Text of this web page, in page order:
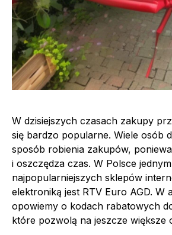
W dzisiejszych czasach zakupy
się bardzo popularne. Wiele osób
sposób robienia zakupów,
i oszczędza czas. W Polsce
najpopularniejszych sklepów
elektroniką jest RTV Euro AGD. W
opowiemy o kodach rabatowych
które pozwolą na jeszcze większe